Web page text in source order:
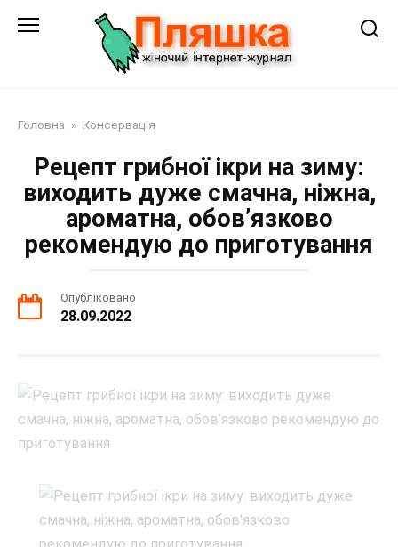
Головна » Консервація
Рецепт грибної ікри на зиму:
виходить дуже смачна, ніжна,
ароматна, обов’язково
рекомендую до приготування
Опубліковано
28.09.2022